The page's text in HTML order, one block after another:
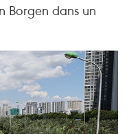
Borgen dans un